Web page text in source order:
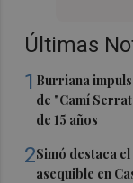
Últimas
1 Burriana
de "Camí
de 15 años
2Simó destaca
asequible en